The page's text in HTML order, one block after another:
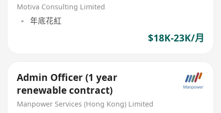
Motiva Consulting Limited
年底花紅
$18K-23K/月
Admin Officer (1 year
renewable contract)
Manpower Services (Hong Kong) Limited